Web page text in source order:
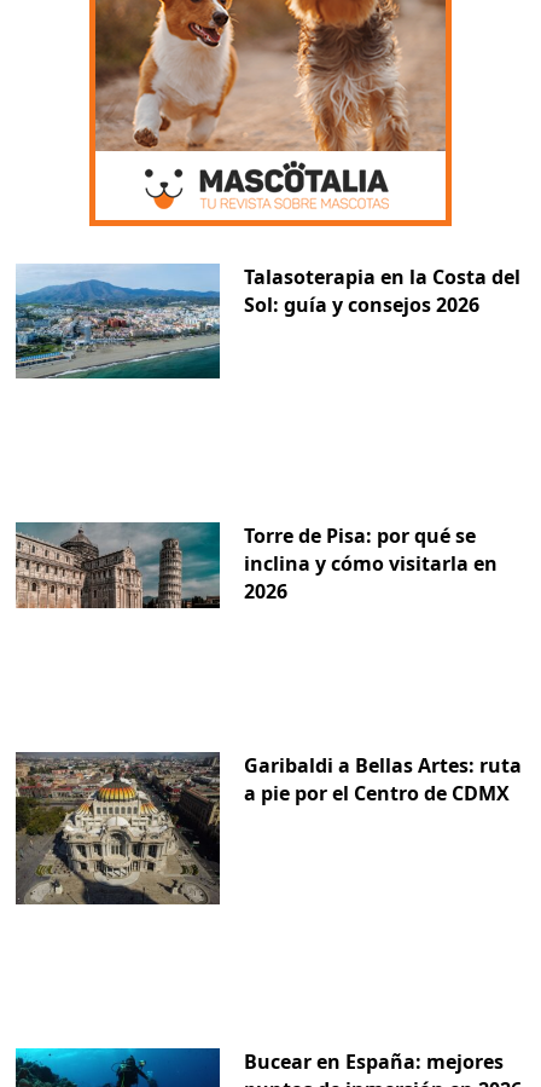
Talasoterapia en la Costa del
Sol: guía y consejos 2026
Torre de Pisa: por qué se
inclina y cómo visitarla en
2026
Garibaldi a Bellas Artes: ruta
a pie por el Centro de CDMX
Bucear en España: mejores